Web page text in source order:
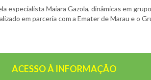
especialista Maiara Gazola, dinâmicas em
em parceria com a Emater de Marau e o
ACESSO À INFORMAÇÃO